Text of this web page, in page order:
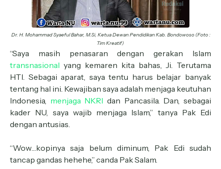
Dr. H. Mohammad Syaeful Bahar, M.Si, Ketua Dewan Pendidikan Kab. Bondowoso (Foto :
Tim Kreatif)
“Saya masih penasaran dengan gerakan Islam
transnasional yang kemaren kita bahas, Ji. Terutama
HTI. Sebagai aparat, saya tentu harus belajar banyak
tentang hal ini. Kewajiban saya adalah menjaga keutuhan
Indonesia, menjaga NKRI dan Pancasila. Dan, sebagai
kader NU, saya wajib menjaga Islam,” tanya Pak Edi
dengan antusias.
“Wow…kopinya saja belum diminum, Pak Edi sudah
tancap gandas hehehe,” canda Pak Salam.